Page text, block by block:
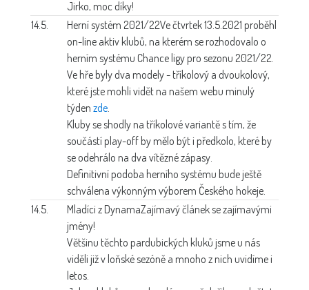
Jirko, moc díky!
14.5.
Herní systém 2021/22Ve čtvrtek 13.5.2021 proběhl
on-line aktiv klubů, na kterém se rozhodovalo o
herním systému Chance ligy pro sezonu 2021/22.
Ve hře byly dva modely - tříkolový a dvoukolový,
které jste mohli vidět na našem webu minulý
týden zde
Kluby se shodly na tříkolové variantě s tím, že
součástí play-off by mělo být i předkolo, které by
se odehrálo na dva vítězné zápasy.
Definitivní podoba herního systému bude ještě
schválena výkonným výborem Českého hokeje.
14.5.
Mladíci z DynamaZajímavý článek se zajímavými
jmény!
Většinu těchto pardubických kluků jsme u nás
viděli již v loňské sezóně a mnoho z nich uvidíme i
letos.